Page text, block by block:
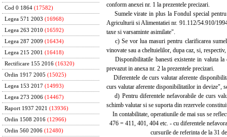
Cod 0 1864 (17582)
Legea 571 2003 (16968)
Legea 263 2010 (16592)
Legea 287 2009 (16434)
Legea 215 2001 (16418)
Rectificare 155 2016 (16320)
Ordin 1917 2005 (15025)
Legea 153 2017 (14993)
Legea 273 2006 (14467)
Raport 1937 2021 (13936)
Ordin 1508 2016 (12966)
Ordin 560 2006 (12480)
conform anexei nr. 1 la prezentele precizari.
Sumele virate in plus la Fondul special
Agriculturii si Alimentatiei nr. 91.112/54.910/
taxe si varsaminte asimilate".
c) Se vor lua masuri pentru clarificarea
vinovate sau a cheltuielilor, dupa caz, si,
Disponibilitatile banesti existente in valuta la
prevazut in anexa nr. 2 la prezentele precizari.
Diferentele de curs valutar aferente
curs valutar aferente disponibilitatilor in devize",
d) Pentru diferentele nefavorabile de curs
schimb valutar si se suporta din rezervele
In contabilitate, operatiunile de mai sus se
476 = 411, 401, 404 etc. - cu diferentele
cursurile de referinta de la 31